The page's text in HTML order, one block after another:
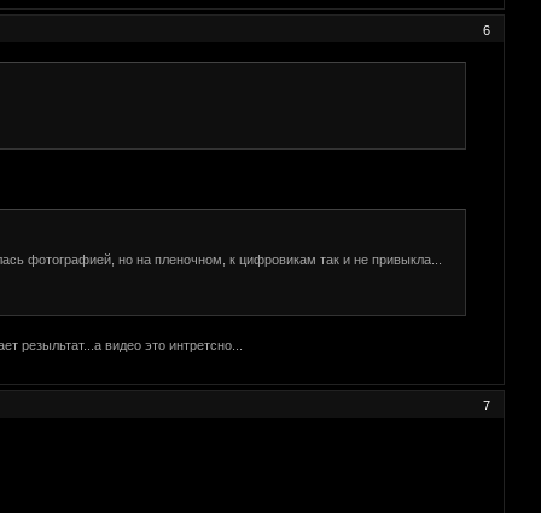
6
фотографией, но на пленочном, к цифровикам так и не привыкла...
резыльтат...а видео это интретсно...
7